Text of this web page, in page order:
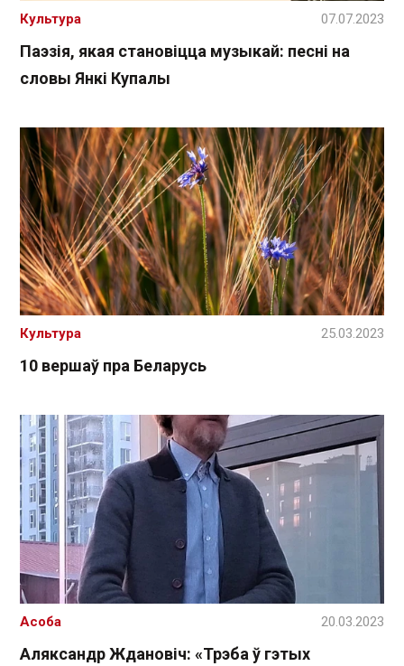
Паэзія, якая становіцца музыкай: песні на
словы Янкі Купалы
Культура 07.07.2023
10 вершаў пра Беларусь
Культура 25.03.2023
Аляксандр Ждановіч: «Трэба ў гэтых
Асоба 20.03.2023